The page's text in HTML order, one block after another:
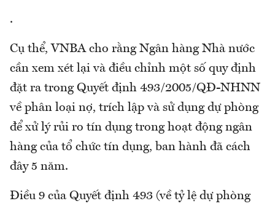
.
Cụ thể, VNBA cho rằng Ngân hàng Nhà nước
cần xem xét lại và điều chỉnh một số quy định
đặt ra trong Quyết định 493/2005/QĐ-NHNN
về phân loại nợ, trích lập và sử dụng dự phòng
để xử lý rủi ro tín dụng trong hoạt động ngân
hàng của tổ chức tín dụng, ban hành đã cách
đây 5 năm.
Điều 9 của Quyết định 493 (về tỷ lệ dự phòng